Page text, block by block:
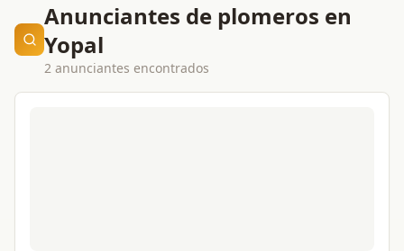
Anunciantes de plomeros en
Yopal
2 anunciantes encontrados